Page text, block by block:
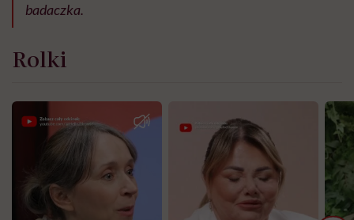
badaczka.
Rolki